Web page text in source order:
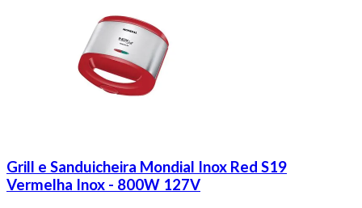
Grill e Sanduicheira Mondial Inox Red S19
Vermelha Inox - 800W 127V